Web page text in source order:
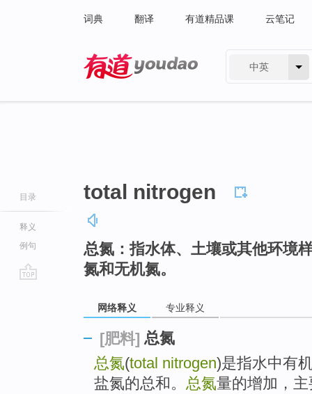
词典 翻译 有道精品课 云笔记
中英
目录
释义
例句
total nitrogen
总氮：指水体、土壤或其他环境
氮和无机氮。
网络释义 专业释义
[肥料] 总氮
总氮(total nitrogen)是指水中有
盐氮的总和。 总氮量的增加，